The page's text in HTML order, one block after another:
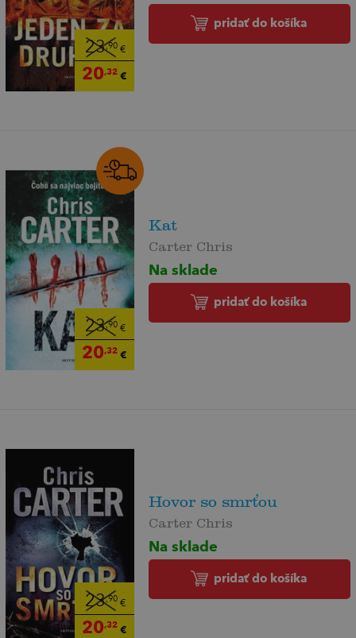
23,90€
20,32€
pridať do košíka
23,90€
20,32€
Kat
Carter Chris
Na sklade
pridať do košíka
23,90€
20,32€
Hovor so smrťou
Carter Chris
Na sklade
pridať do košíka